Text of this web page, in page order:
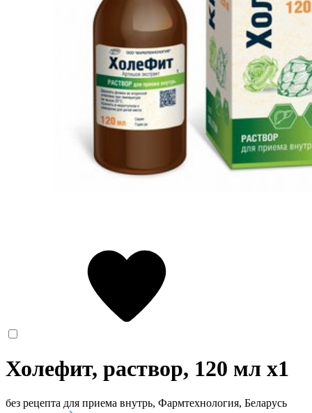
Холефит, раствор, 120 мл x1
без рецепта для приема внутрь, Фармтехнология, Беларусь